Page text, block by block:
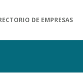
DE EMPRESAS